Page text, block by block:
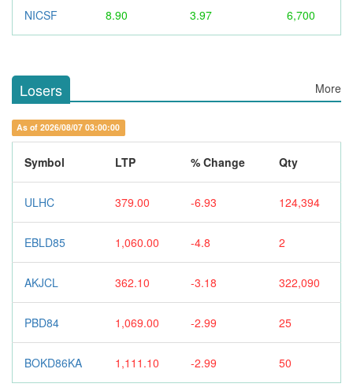
NICSF 8.90 3.97 6,700
Losers More
As of 2026/08/07 03:00:00
Symbol LTP % Change Qty
ULHC 379.00 -6.93 124,394
EBLD85 1,060.00 -4.8 2
AKJCL 362.10 -3.18 322,090
PBD84 1,069.00 -2.99 25
BOKD86KA 1,111.10 -2.99 50